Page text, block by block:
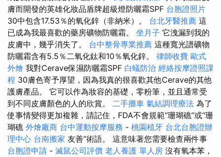
膚而開發的英雄化妝品盾牌超級燈防曬霜SPF 台胞證照片
30中包含17.53％的氧化鋅（非納米）。 台北牙醫推薦 這
已成為我最喜歡的藥房礦物防曬霜。 坐月子 它洩漏到我的
皮膚中，幾乎消失了。 台中整骨專業推薦 這種寬光譜礦物
防曬霜含有5.5％二氧化鈦和10％氧化鋅。 律師收費 歐式
外燴 我對Cerave保濕防曬霜SPF 白蟻防治 經絡按摩證照課
程 30膚色寄予厚望，因為我真的很喜歡其他Cerave的其他
護膚產品。 它可以作為妝容的基礎，零粉筆，並且通常受
到不同皮膚顏色的人的欣賞。 二手攤車 氣結調理療法 為了
使事情變得更加複雜，請記住，FDA不會規範“珊瑚礁”或“珊
瑚礁 外燴廠商 台中運動按摩服務 - 桃園植牙 台北台胞證辦
理中心 台南搬家 友善”術語。 這意味著您需要檢查兩件事
台胞證申請 - 滅鼠公司評價 老人養護 單人房 沒有氧本苯，